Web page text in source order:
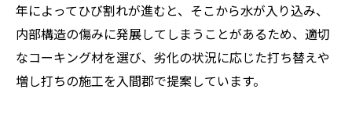
年によってひび割れが進むと、そこから水が入り込み、
内部構造の傷みに発展してしまうことがあるため、適切
なコーキング材を選び、劣化の状況に応じた打ち替えや
増し打ちの施工を入間郡で提案しています。